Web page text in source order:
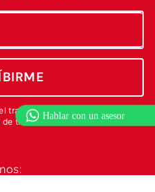
tratamiento de datos personales
tratamiento de datos